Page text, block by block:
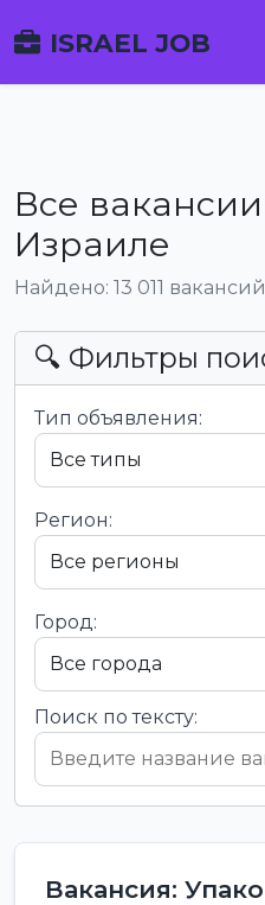
ISRAEL JOB
Все
Израиле
Найдено: 13 011 вакансий
🔍 Фильтры
Тип объявления:
Регион:
Город:
Поиск по тексту:
Вакансия: